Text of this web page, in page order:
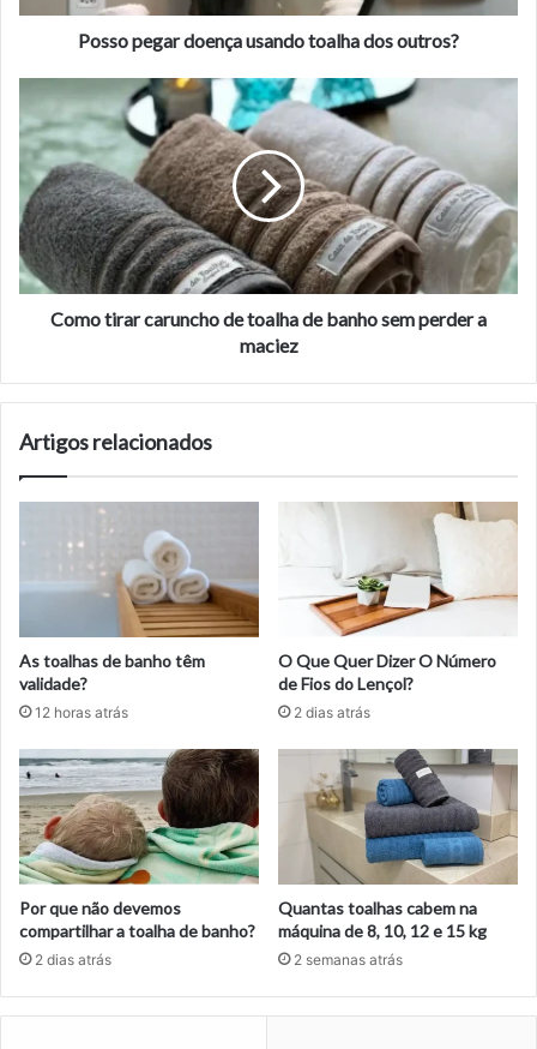
Posso pegar doença usando toalha dos outros?
Como
tirar
caruncho
de
toalha
de
banho
sem
perder
Como tirar caruncho de toalha de banho sem perder a
maciez
Artigos relacionados
As toalhas de banho têm
validade?
12 horas atrás
O Que Quer Dizer O Número
de Fios do Lençol?
2 dias atrás
Por que não devemos
compartilhar a toalha de banho?
2 dias atrás
Quantas toalhas cabem na
máquina de 8, 10, 12 e 15 kg
2 semanas atrás